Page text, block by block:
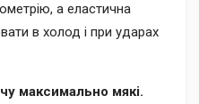
а еластична
в холод і при ударах
максимально мякі.